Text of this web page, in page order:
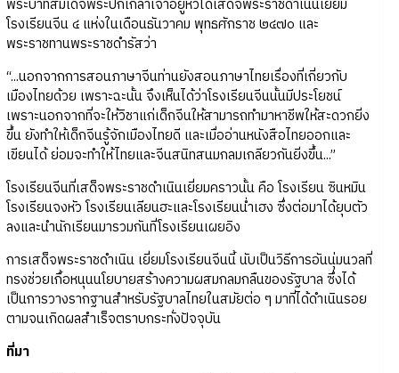
พระบาทสมเด็จพระปกเกล้าเจ้าอยู่หัวได้เสด็จพระราชดำเนินเยี่ยม
โรงเรียนจีน ๔ แห่งในเดือนธันวาคม พุทธศักราช ๒๔๗๐ และ
พระราชทานพระราชดำรัสว่า
“...นอกจากการสอนภาษาจีนท่านยังสอนภาษาไทยเรื่องที่เกี่ยวกับ
เมืองไทยด้วย เพราะฉะนั้น จึงเห็นได้ว่าโรงเรียนจีนนั้นมีประโยชน์
เพราะนอกจากที่จะให้วิชาแก่เด็กจีนให้สามารถทำมาหาชีพให้สะดวกยิ่ง
ขึ้น ยังทำให้เด็กจีนรู้จักเมืองไทยดี และเมื่ออ่านหนังสือไทยออกและ
เขียนได้ ย่อมจะทำให้ไทยและจีนสนิทสนมกลมเกลียวกันยิ่งขึ้น...”
โรงเรียนจีนที่เสด็จพระราชดำเนินเยี่ยมคราวนั้น คือ โรงเรียน ซินหมิน
โรงเรียนจงหัว โรงเรียนเลียนฮะและโรงเรียนน่ำเฮง ซึ่งต่อมาได้ยุบตัว
ลงและนำนักเรียนมารวมกันที่โรงเรียนเผยอิง
การเสด็จพระราชดำเนิน เยี่ยมโรงเรียนจีนนี้ นับเป็นวิธีการอันนุ่มนวลที่
ทรงช่วยเกื้อหนุนนโยบายสร้างความผสมกลมกลืนของรัฐบาล ซึ่งได้
เป็นการวางรากฐานสำหรับรัฐบาลไทยในสมัยต่อ ๆ มาที่ได้ดำเนินรอย
ตามจนเกิดผลสำเร็จตราบกระทั่งปัจจุบัน
ที่มา